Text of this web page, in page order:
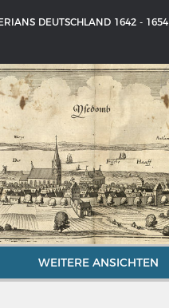
DEUTSCHLAND 1642 - 1654
WEITERE ANSICHTEN